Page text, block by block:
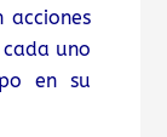
uno
en su